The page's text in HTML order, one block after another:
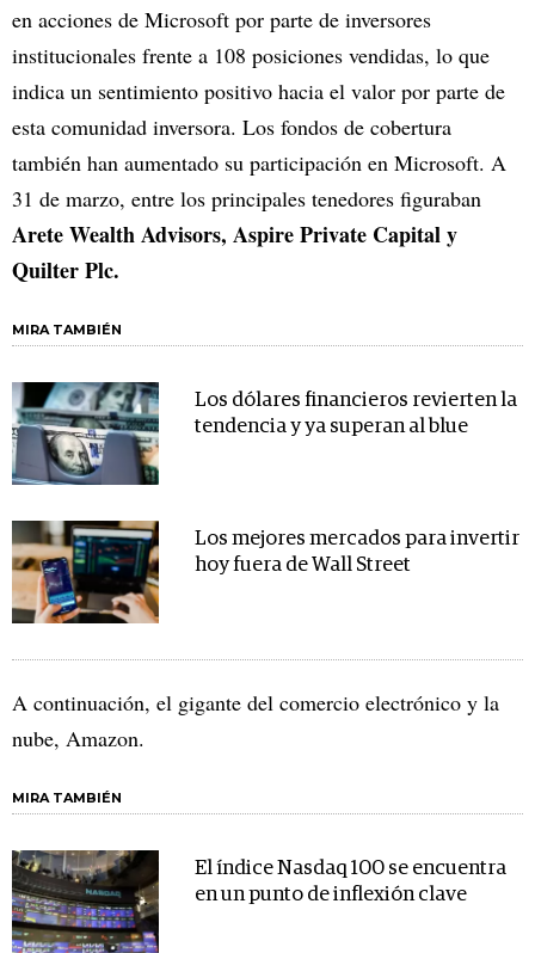
en acciones de Microsoft por parte de inversores
institucionales frente a 108 posiciones vendidas, lo que
indica un sentimiento positivo hacia el valor por parte de
esta comunidad inversora. Los fondos de cobertura
también han aumentado su participación en Microsoft. A
31 de marzo, entre los principales tenedores figuraban
Arete Wealth Advisors, Aspire Private Capital y
Quilter Plc.
MIRA TAMBIÉN
Los dólares financieros revierten la
tendencia y ya superan al blue
Los mejores mercados para invertir
hoy fuera de Wall Street
A continuación, el gigante del comercio electrónico y la
nube, Amazon.
MIRA TAMBIÉN
El índice Nasdaq 100 se encuentra
en un punto de inflexión clave